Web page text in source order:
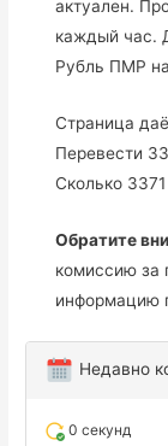
актуален.
каждый час.
Рубль ПМР
Страница
Перевести
Сколько
Обратите
комиссию за
информацию
Недавно
0 секунд